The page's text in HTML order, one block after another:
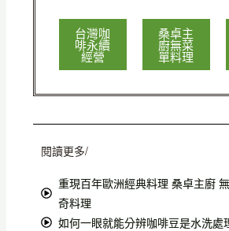
台灣咖
啡永續
經營
桑卓主
廚無菜
單料理
閱讀更多/
重現百年歐洲經典料理 桑卓主廚
奇料理
如何一眼就能分辨咖啡豆是水洗處